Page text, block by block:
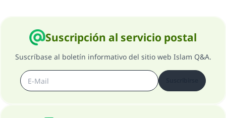
Suscripción al servicio postal
Suscríbase al boletín informativo del sitio web Islam Q&A.